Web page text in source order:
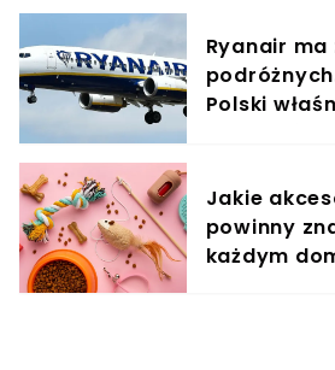
Ryanair ma
Polski
Jakie
powinny
każdym